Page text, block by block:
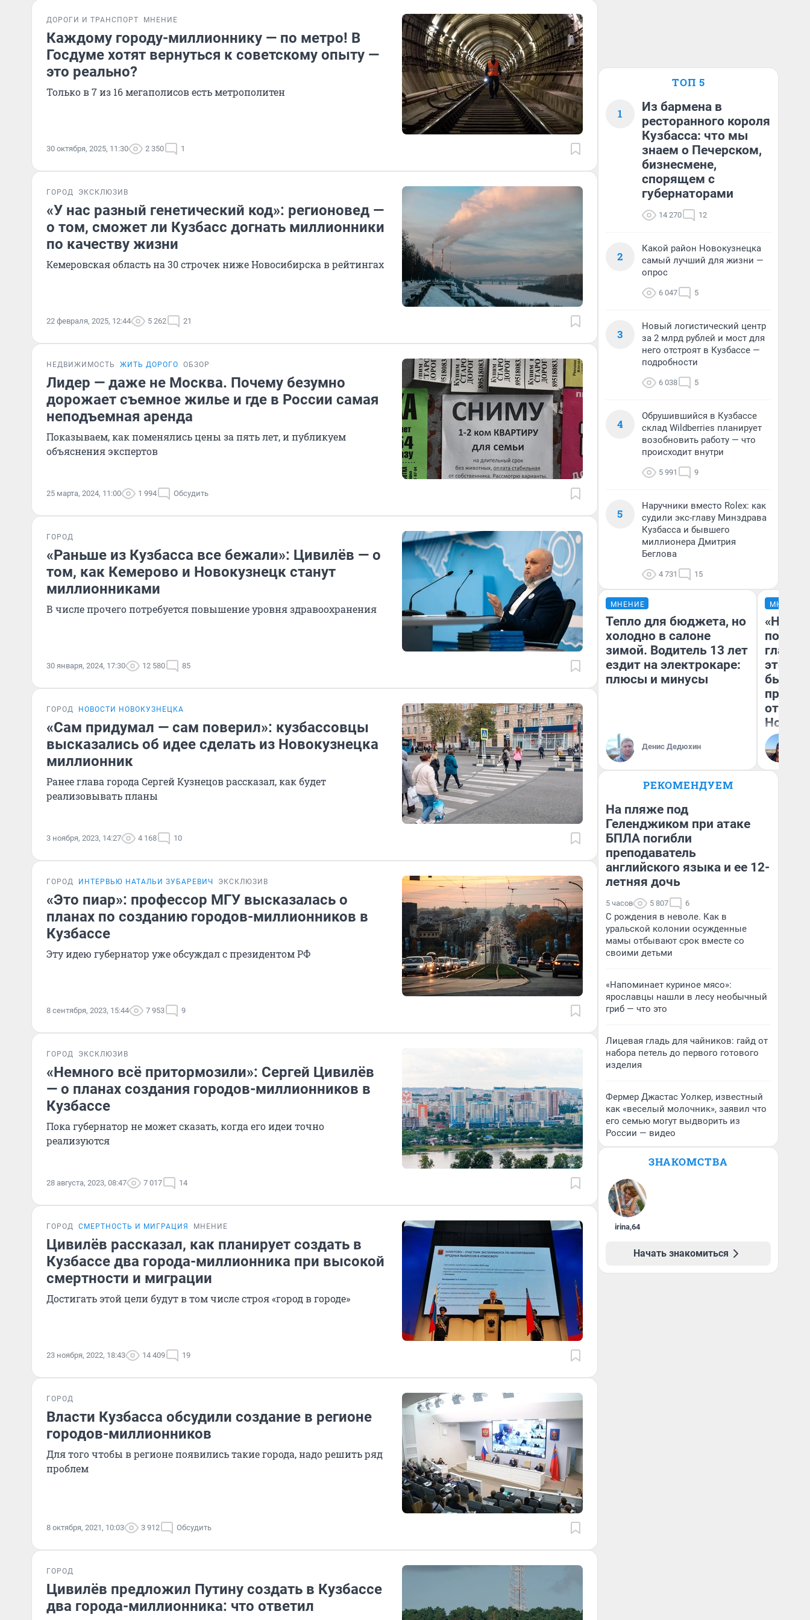
ДОРОГИ И ТРАНСПОРТ МНЕНИЕ
Каждому городу-миллионнику — по метро! В
Госдуме хотят вернуться к советскому опыту —
это реально?
Только в 7 из 16 мегаполисов есть метрополитен
30 октября, 2025, 11:30 2 350 1
ГОРОД ЭКСКЛЮЗИВ
«У нас разный генетический код»: регионовед —
о том, сможет ли Кузбасс догнать миллионники
по качеству жизни
Кемеровская область на 30 строчек ниже Новосибирска в рейтингах
22 февраля, 2025, 12:44 5 262 21
НЕДВИЖИМОСТЬ ЖИТЬ ДОРОГО ОБЗОР
Лидер — даже не Москва. Почему безумно
дорожает съемное жилье и где в России самая
неподъемная аренда
Показываем, как поменялись цены за пять лет, и публикуем
объяснения экспертов
25 марта, 2024, 11:00 1 994 Обсудить
ГОРОД
«Раньше из Кузбасса все бежали»: Цивилёв — о
том, как Кемерово и Новокузнецк станут
миллионниками
В числе прочего потребуется повышение уровня здравоохранения
30 января, 2024, 17:30 12 580 85
ГОРОД НОВОСТИ НОВОКУЗНЕЦКА
«Сам придумал — сам поверил»: кузбассовцы
высказались об идее сделать из Новокузнецка
миллионник
Ранее глава города Сергей Кузнецов рассказал, как будет
реализовывать планы
3 ноября, 2023, 14:27 4 168 10
ГОРОД ИНТЕРВЬЮ НАТАЛЬИ ЗУБАРЕВИЧ ЭКСКЛЮЗИВ
«Это пиар»: профессор МГУ высказалась о
планах по созданию городов-миллионников в
Кузбассе
Эту идею губернатор уже обсуждал с президентом РФ
8 сентября, 2023, 15:44 7 953 9
ГОРОД ЭКСКЛЮЗИВ
«Немного всё притормозили»: Сергей Цивилёв
— о планах создания городов-миллионников в
Кузбассе
Пока губернатор не может сказать, когда его идеи точно
реализуются
28 августа, 2023, 08:47 7 017 14
ГОРОД СМЕРТНОСТЬ И МИГРАЦИЯ МНЕНИЕ
Цивилёв рассказал, как планирует создать в
Кузбассе два города-миллионника при высокой
смертности и миграции
Достигать этой цели будут в том числе строя «город в городе»
23 ноября, 2022, 18:43 14 409 19
ГОРОД
Власти Кузбасса обсудили создание в регионе
городов-миллионников
Для того чтобы в регионе появились такие города, надо решить ряд
проблем
8 октября, 2021, 10:03 3 912 Обсудить
ГОРОД
Цивилёв предложил Путину создать в Кузбассе
два города-миллионника: что ответил
ТОП 5
1
Из бармена в
ресторанного короля
Кузбасса: что мы
знаем о Печерском,
бизнесмене,
спорящем с
губернаторами
14 270 12
2
Какой район Новокузнецка
самый лучший для жизни —
опрос
6 047 5
3
Новый логистический центр
за 2 млрд рублей и мост для
него отстроят в Кузбассе —
подробности
6 038 5
4
Обрушившийся в Кузбассе
склад Wildberries планирует
возобновить работу — что
происходит внутри
5 991 9
5
Наручники вместо Rolex: как
судили экс-главу Минздрава
Кузбасса и бывшего
миллионера Дмитрия
Беглова
4 731 15
МНЕНИЕ
Тепло для бюджета, но
холодно в салоне
зимой. Водитель 13 лет
ездит на электрокаре:
плюсы и минусы
Денис Дедюхин
МНЕНИЕ
этого
бьет
отзыв
Нолана
РЕКОМЕНДУЕМ
На пляже под
Геленджиком при атаке
БПЛА погибли
преподаватель
английского языка и ее 12-
летняя дочь
5 часов 5 807 6
С рождения в неволе. Как в
уральской колонии осужденные
мамы отбывают срок вместе со
своими детьми
«Напоминает куриное мясо»:
ярославцы нашли в лесу необычный
гриб — что это
Лицевая гладь для чайников: гайд от
набора петель до первого готового
изделия
Фермер Джастас Уолкер, известный
как «веселый молочник», заявил что
его семью могут выдворить из
России — видео
ЗНАКОМСТВА
irina,64
Начать знакомиться